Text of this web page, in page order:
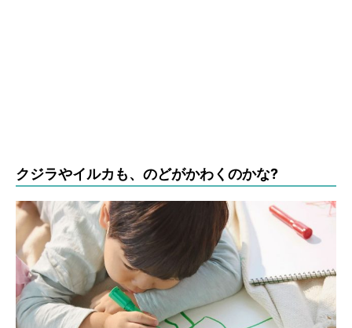
クジラやイルカも、のどがかわくのかな?